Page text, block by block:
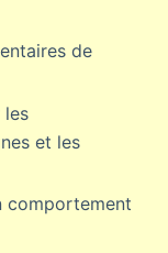
de
les
et les
comportement